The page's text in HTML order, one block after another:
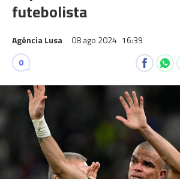
futebolista
Agência Lusa 08 ago 2024 16:39
0